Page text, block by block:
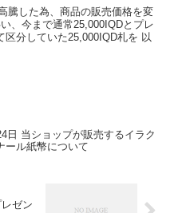
騰した為、商品の販売価格を変
、今まで通常25,000IQDとプレ
区分していた25,000IQD札を 以
日 当ショップが販売するイラク
ール紙幣について
ゼン